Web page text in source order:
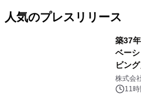
人気のプレスリリース
築37
ベー
ビン
事例を
株式会
11時